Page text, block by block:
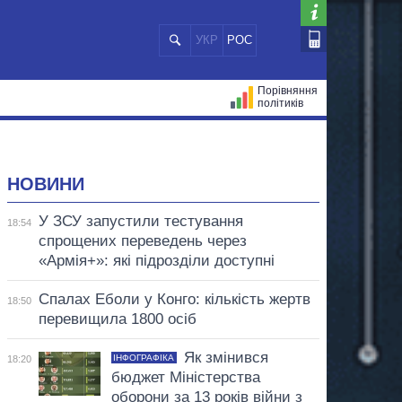
УКР РОС
Порівняння
політиків
НОВИНИ
18:54
У ЗСУ запустили тестування
спрощених переведень через
«Армія+»: які підрозділи доступні
18:50
Спалах Еболи у Конго: кількість жертв
перевищила 1800 осіб
18:20 ІНФОГРАФІКА
Як змінився
бюджет Міністерства
оборони за 13 років війни з